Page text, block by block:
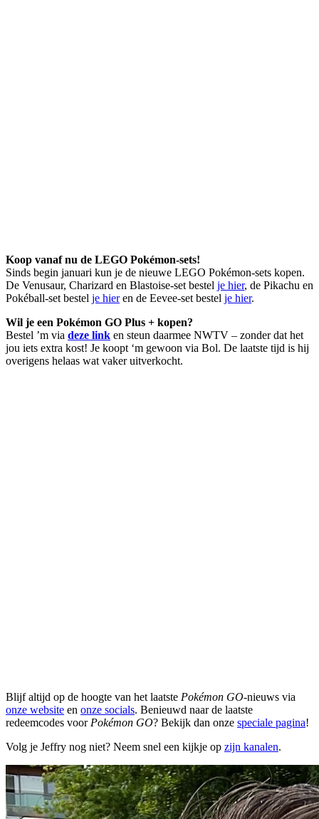
Koop vanaf nu de LEGO Pokémon-sets!
Sinds begin januari kun je de nieuwe LEGO Pokémon-sets kopen.
De Venusaur, Charizard en Blastoise-set bestel je hier, de Pikachu en
Pokéball-set bestel je hieren de Eevee-set bestel je hier.
Wil je een Pokémon GO Plus + kopen?
Bestel ’m via deze link en steun daarmee NWTV – zonder dat het
jou iets extra kost! Je koopt ‘m gewoon via Bol. De laatste tijd is hij
overigens helaas wat vaker uitverkocht.
Blijf altijd op de hoogte van het laatste Pokémon GO-nieuws via
onze website en onze socials. Benieuwd naar de laatste
redeemcodes voor Pokémon GO? Bekijk dan onze speciale pagina!
Volg je Jeffry nog niet? Neem snel een kijkje op zijn kanalen.